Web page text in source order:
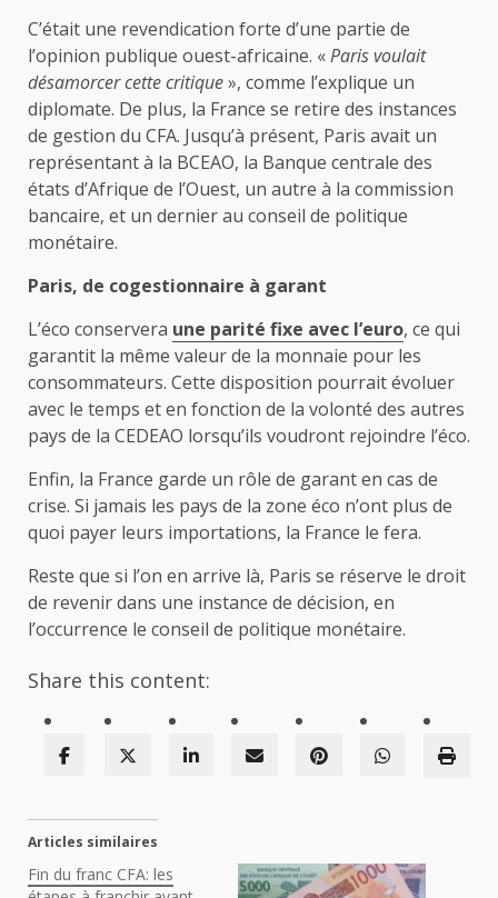
C’était une revendication forte d’une partie de
l’opinion publique ouest-africaine. «Paris voulait
désamorcer cette critique», comme l’explique un
diplomate. De plus, la France se retire des instances
de gestion du CFA. Jusqu’à présent, Paris avait un
représentant à la BCEAO, la Banque centrale des
états d’Afrique de l’Ouest, un autre à la commission
bancaire, et un dernier au conseil de politique
monétaire.
Paris, de cogestionnaire à garant
L’éco conservera une parité fixe avec l’euro, ce qui
garantit la même valeur de la monnaie pour les
consommateurs. Cette disposition pourrait évoluer
avec le temps et en fonction de la volonté des autres
pays de la CEDEAO lorsqu’ils voudront rejoindre l’éco.
Enfin, la France garde un rôle de garant en cas de
crise. Si jamais les pays de la zone éco n’ont plus de
quoi payer leurs importations, la France le fera.
Reste que si l’on en arrive là, Paris se réserve le droit
de revenir dans une instance de décision, en
l’occurrence le conseil de politique monétaire.
Share this content:
Articles similaires
Fin du franc CFA: les